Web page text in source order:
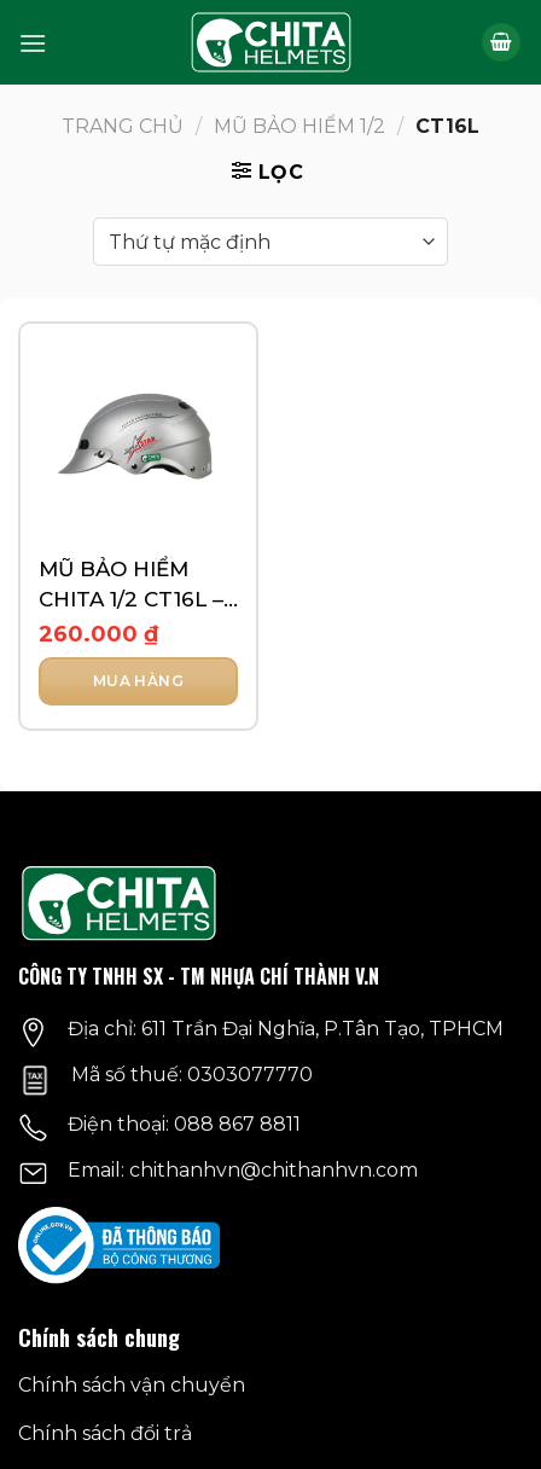
qua
TRANG CHỦ
/ MŨ BẢO HIỂM 1/2 / CT16L
LỌC
MŨ BẢO HIỂM
CHITA 1/2 CT16L –
TEM SUPER STAR
260.000 ₫
MUA HÀNG
có
thể.
Các
tùy
chọn
có
được
chọn
trên
trang
phẩm
CÔNG TY TNHH SX - TM NHỰA CHÍ THÀNH V.N
Địa chỉ: 611 Trần Đại Nghĩa, P.Tân Tạo, TPHCM
Mã số thuế: 0303077770
Điện thoại: 088 867 8811
Email: chithanhvn@chithanhvn.com
Chính sách chung
Chính sách vận chuyển
Chính sách đổi trả